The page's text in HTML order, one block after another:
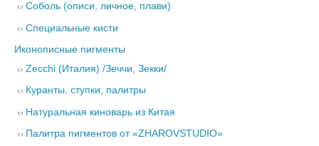
Соболь (описи, личное, плави)
Специальные кисти
Иконописные пигменты
Zecchi (Италия) /Зеччи, Зекки/
Куранты, ступки, палитры
Натуральная киноварь из Китая
Палитра пигментов от «ZHAROVSTUDIO»